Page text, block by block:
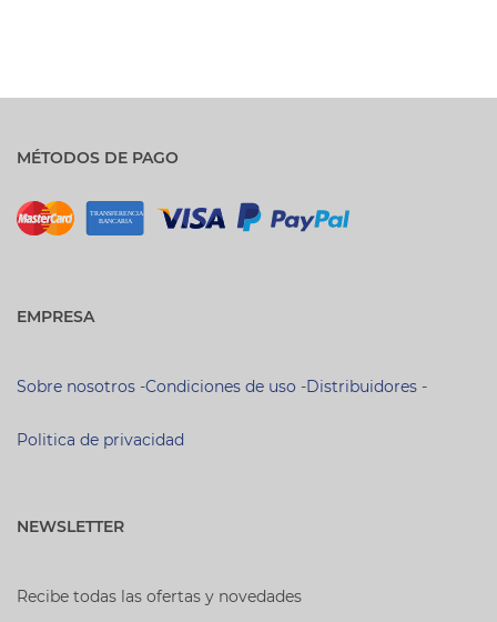
MÉTODOS DE PAGO
EMPRESA
Sobre nosotros -Condiciones de uso -Distribuidores -
Politica de privacidad
NEWSLETTER
Recibe todas las ofertas y novedades